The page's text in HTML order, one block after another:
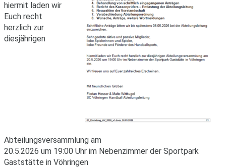
hiermit laden wir
Euch recht
herzlich zur
diesjährigen
Abteilungsversammlung am
20.5.2026 um 19:00 Uhr im Nebenzimmer der Sportpark
Gaststätte in Vöhringen